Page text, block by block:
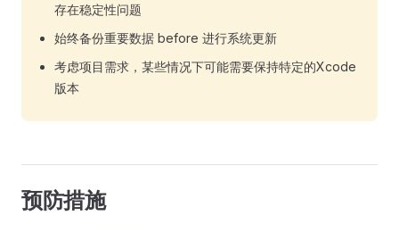
存在稳定性问题
始终备份重要数据 before 进行系统更新
考虑项目需求，某些情况下可能需要保持特定的Xcode
版本
预防措施